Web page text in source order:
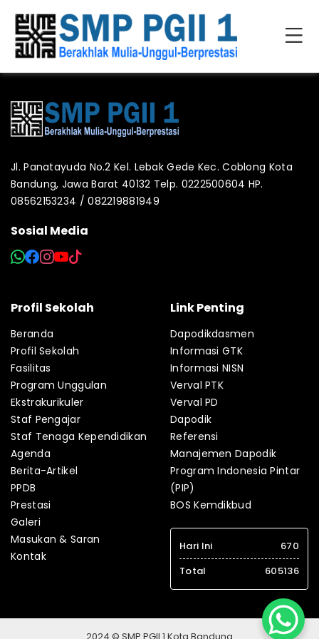
Jl. Panatayuda No.2 Kel. Lebak Gede Kec. Coblong Kota
Bandung, Jawa Barat 40132 Telp. 0222500604 HP.
08562153234 / 082219881949
Sosial Media
Profil Sekolah
Beranda
Profil Sekolah
Fasilitas
Program Unggulan
Ekstrakurikuler
Staf Pengajar
Staf Tenaga Kependidikan
Agenda
Berita-Artikel
PPDB
Prestasi
Galeri
Masukan & Saran
Kontak
Link Penting
Dapodikdasmen
Informasi GTK
Informasi NISN
Verval PTK
Verval PD
Dapodik
Referensi
Manajemen Dapodik
Program Indonesia Pintar
(PIP)
BOS Kemdikbud
Hari Ini
670
Total
605136